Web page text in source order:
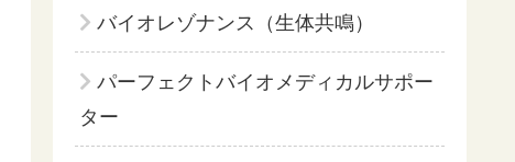
バイオレゾナンス（生体共鳴）
パーフェクトバイオメディカルサポー
ター